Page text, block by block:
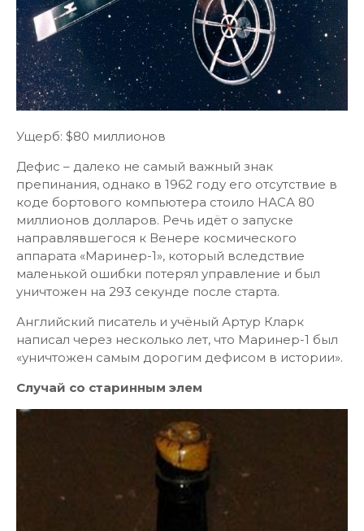
Ущерб: $80 миллионов
Дефис – далеко не самый важный знак
препинания, однако в 1962 году его отсутствие в
коде бортового компьютера стоило НАСА 80
миллионов долларов. Речь идёт о запуске
направлявшегося к Венере космического
аппарата «Маринер-1», который вследствие
маленькой ошибки потерял управление и был
уничтожен на 293 секунде после старта.
Английский писатель и учёный Артур Кларк
написал через несколько лет, что Маринер-1 был
«уничтожен самым дорогим дефисом в истории».
Случай со старинным элем